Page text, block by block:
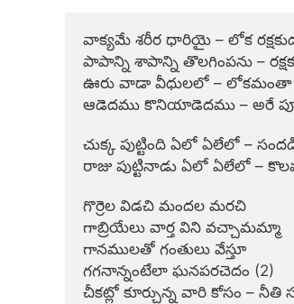
వాక్యమే శరీర ధారియై – లోక
పాపాన్ని శాపాన్ని తొలగింపను –
ఊరు వాడా వీధులలో – లోకమంతా
ఆడెదము కొనియాడెదము – అరే
చుక్క పుట్టింది ఏలో ఏలేలో –
రాజు పుట్టినాడు ఏలో ఏలేలో –
గొర్రెల విడచి మందల మరచి
గాబ్రియేలు వార్త విని వచ్చామమ్మా
గానములతో గంతులు వేస్తూ
గగనాన్నంటేలా ఘనపరచెదం (2)
చీకట్లో కూర్చున్న వారి కోసం –